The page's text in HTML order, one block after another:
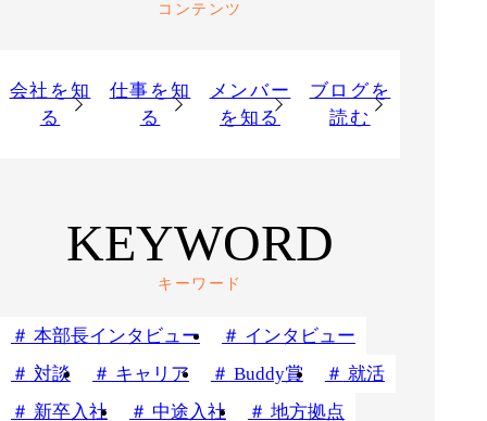
コンテンツ
会社を知
る
仕事を知
る
メンバー
を知る
ブログを
読む
キーワード
KEYWORD
本部長インタビュー
インタビュー
対談
キャリア Buddy賞
就活
新卒入社
中途入社 地方拠点